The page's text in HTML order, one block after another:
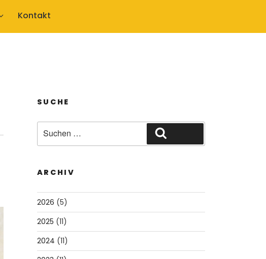
Kontakt
SUCHE
nach:
ARCHIV
2026 (5)
2025 (11)
2024 (11)